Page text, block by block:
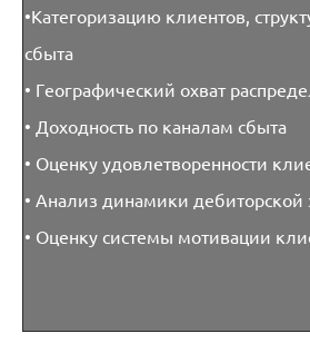
•Категоризацию клиентов,
сбыта
• Географический охват
• Доходность по каналам сбыта
• Оценку удовлетворенности
• Анализ динамики дебиторской
• Оценку системы мотивации